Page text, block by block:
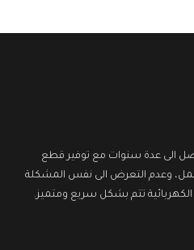
تصل الى عدة سنوات مع توفير قطع
وعدم التعرض الى نفس المشكلة
الكهربائية تتم بشكل سريع ومتميز.